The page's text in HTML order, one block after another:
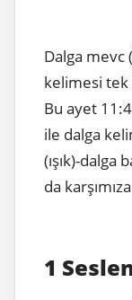
Dalga mevc (
kelimesi
Bu ayet
ile dalga
(ışık)-dalga
da
1